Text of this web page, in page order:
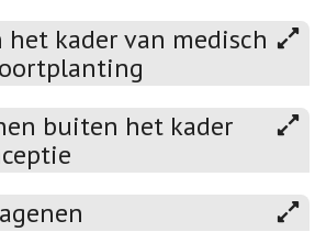
kader van medisch
buiten het kader